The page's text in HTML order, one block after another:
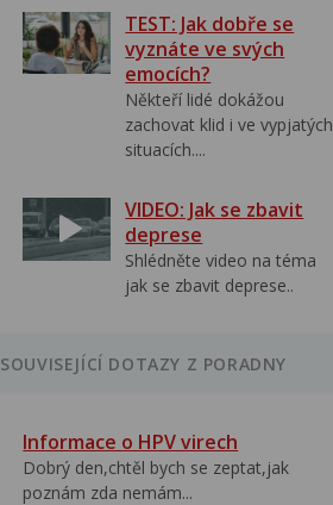
TEST: Jak dobře se
vyznáte ve svých
emocích?
Někteří lidé dokážou
zachovat klid i ve vypjatých
situacích....
VIDEO: Jak se zbavit
deprese
Shlédněte video na téma
jak se zbavit deprese..
SOUVISEJÍCÍ DOTAZY Z PORADNY
Informace o HPV virech
Dobrý den,chtěl bych se zeptat,jak
poznám zda nemám...